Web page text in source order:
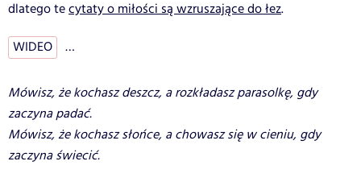
dlatego tecytaty o miłości są wzruszające do łez.
WIDEO …
Mówisz, że kochasz deszcz, a rozkładasz parasolkę, gdy
zaczyna padać.
Mówisz, że kochasz słońce, a chowasz się w cieniu, gdy
zaczyna świecić.